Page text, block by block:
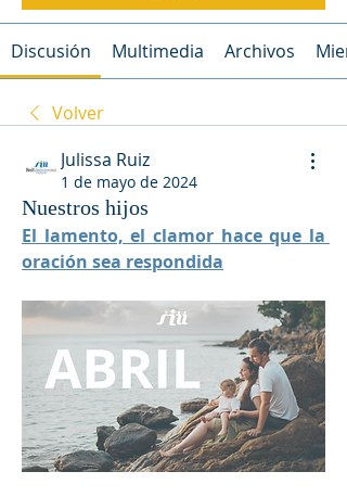
Discusión Multimedia Archivos
Volver
Julissa Ruiz
1 de mayo de 2024
Nuestros hijos
El lamento, el clamor hace que la
oración sea respondida